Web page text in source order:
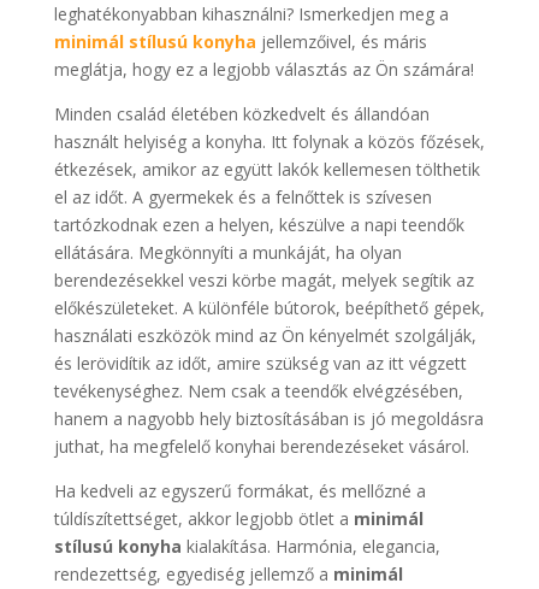
leghatékonyabban kihasználni? Ismerkedjen meg a
minimál stílusú konyha jellemzőivel, és máris
meglátja, hogy ez a legjobb választás az Ön számára!
Minden család életében közkedvelt és állandóan
használt helyiség a konyha. Itt folynak a közös főzések,
étkezések, amikor az együtt lakók kellemesen tölthetik
el az időt. A gyermekek és a felnőttek is szívesen
tartózkodnak ezen a helyen, készülve a napi teendők
ellátására. Megkönnyíti a munkáját, ha olyan
berendezésekkel veszi körbe magát, melyek segítik az
előkészületeket. A különféle bútorok, beépíthető gépek,
használati eszközök mind az Ön kényelmét szolgálják,
és lerövidítik az időt, amire szükség van az itt végzett
tevékenységhez. Nem csak a teendők elvégzésében,
hanem a nagyobb hely biztosításában is jó megoldásra
juthat, ha megfelelő konyhai berendezéseket vásárol.
Ha kedveli az egyszerű formákat, és mellőzné a
túldíszítettséget, akkor legjobb ötlet a minimál
stílusú konyha kialakítása. Harmónia, elegancia,
rendezettség, egyediség jellemző a minimál